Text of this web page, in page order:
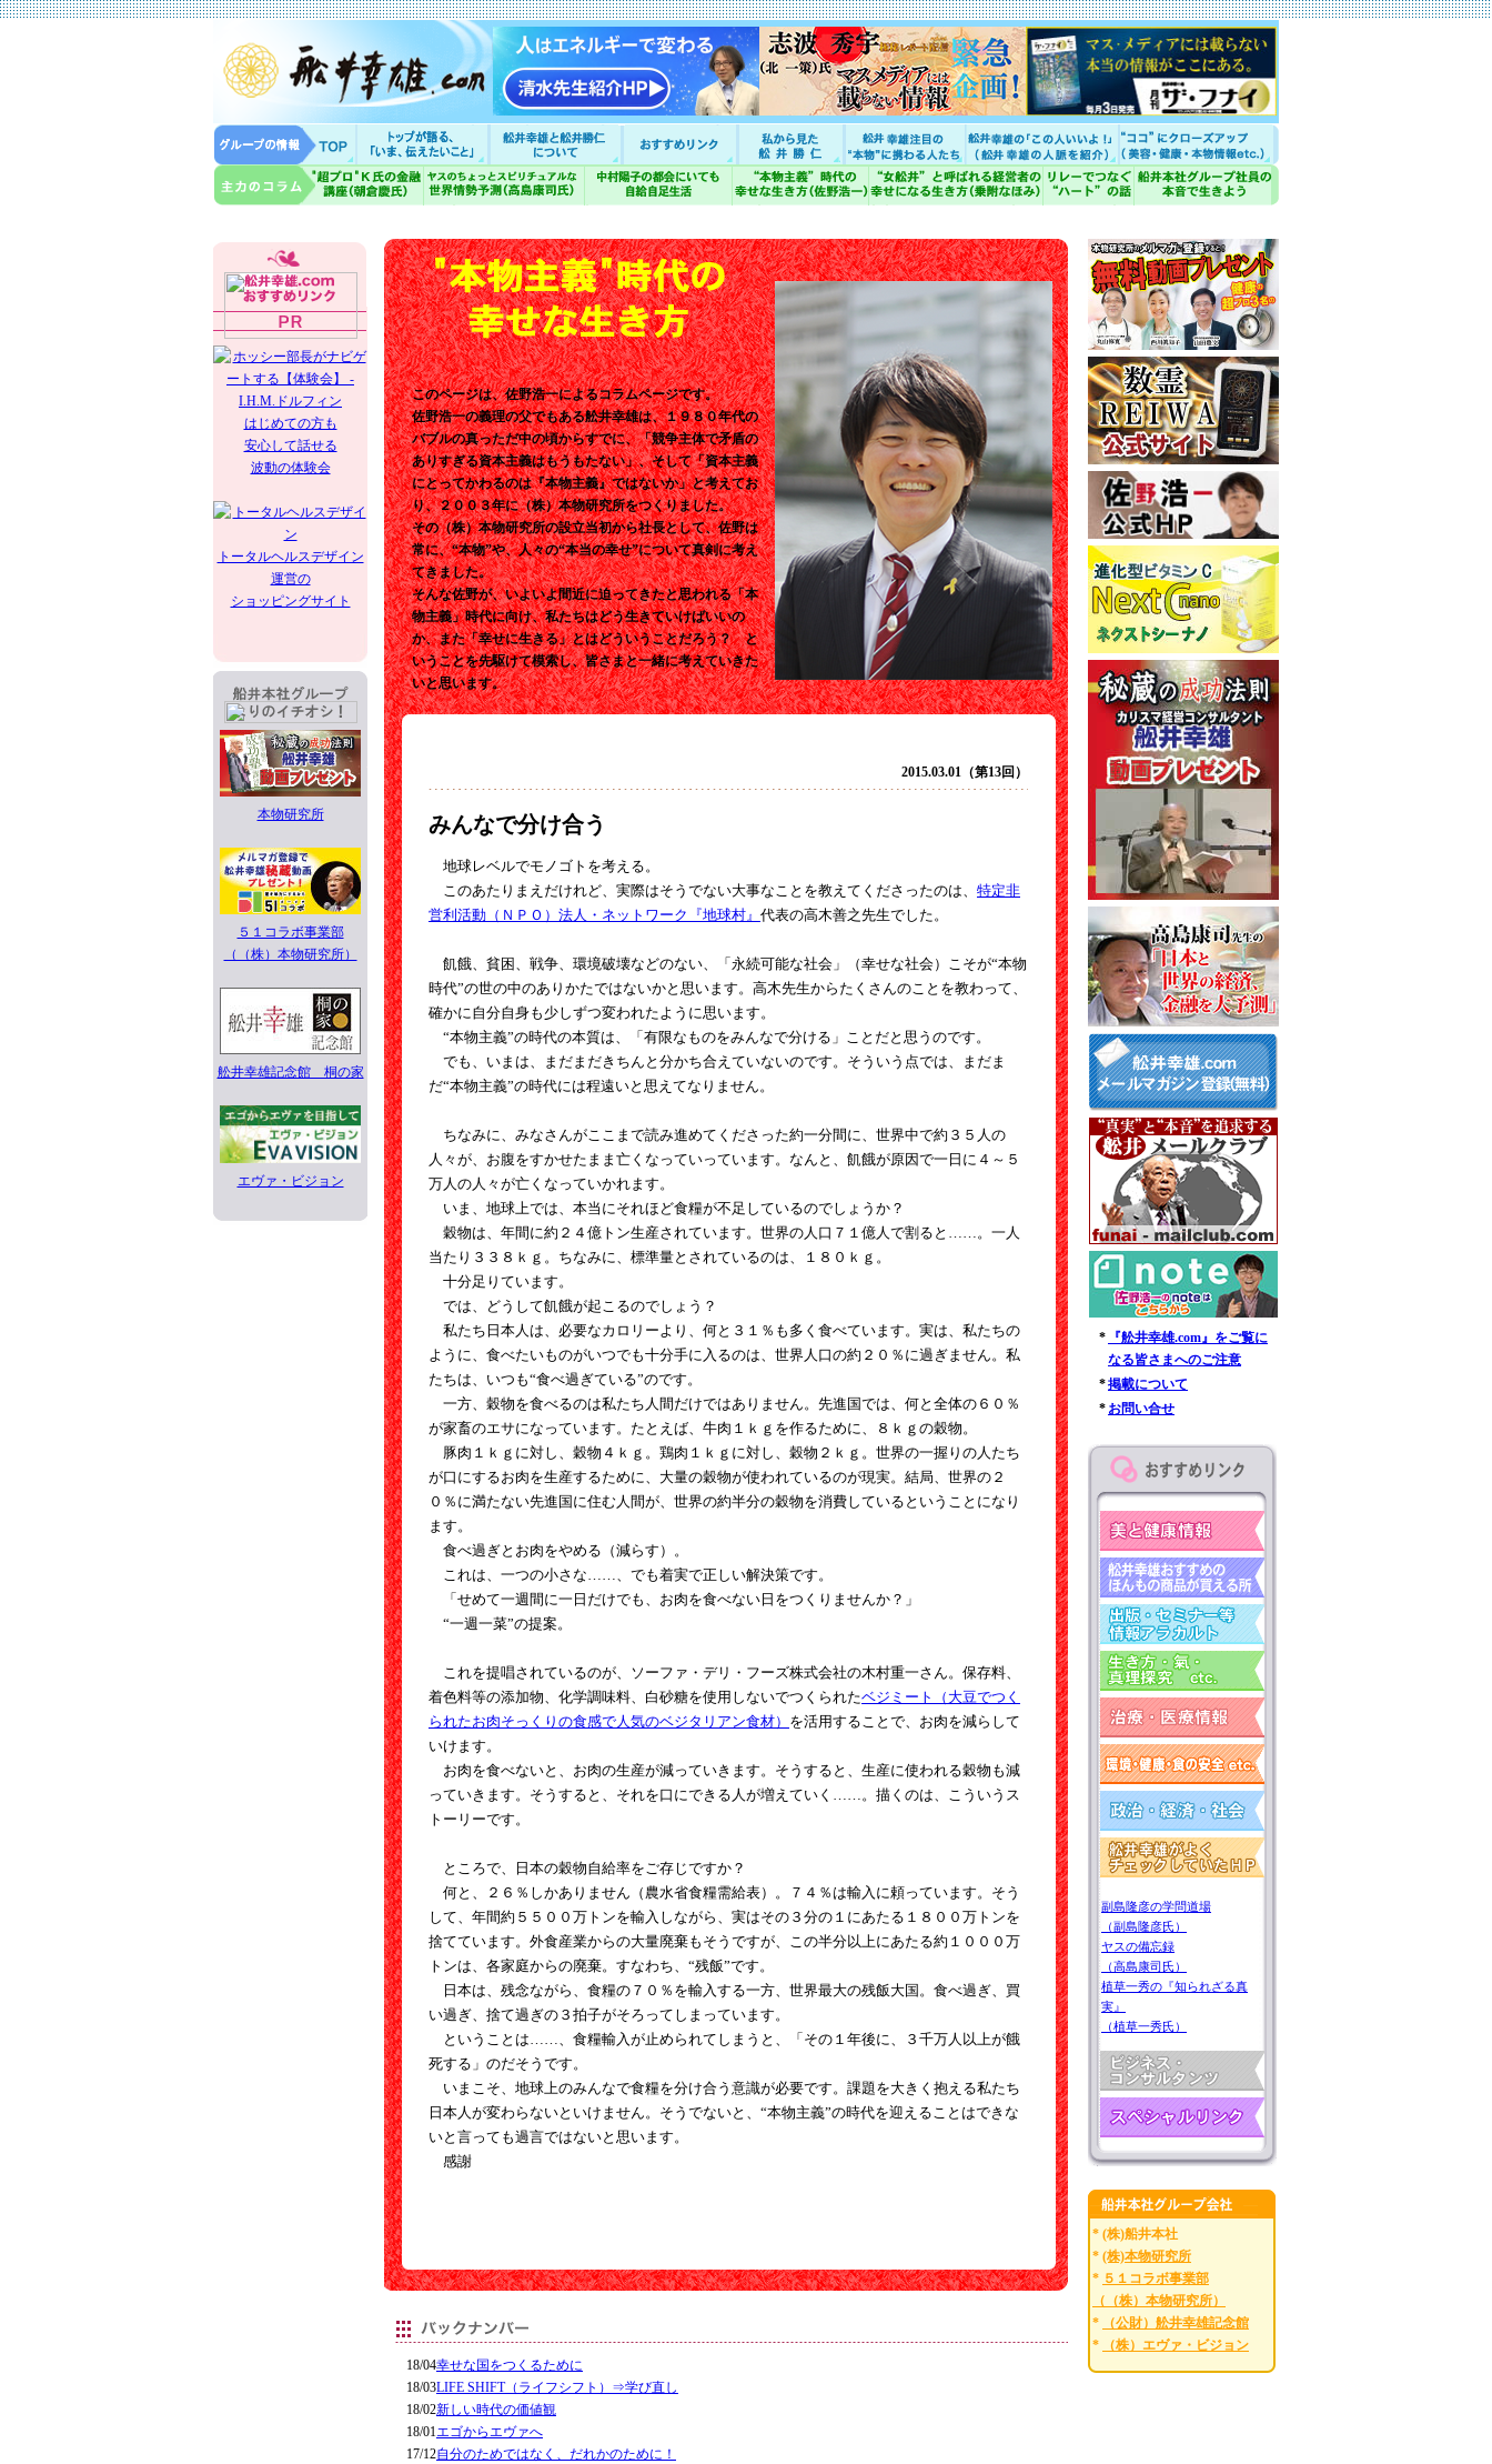
はじめての方も
安心して話せる
波動の体験会
トータルヘルスデザイン
運営の
ショッピングサイト
本物研究所
５１コラボ事業部
（（株）本物研究所）
舩井幸雄記念館 桐の家
エヴァ・ビジョン
このページは、佐野浩一によるコラムページです。
佐野浩一の義理の父でもある舩井幸雄は、１９８０年代の
バブルの真っただ中の頃からすでに、「競争主体で矛盾の
ありすぎる資本主義はもうもたない」、そして「資本主義
にとってかわるのは『本物主義』ではないか」と考えてお
り、２００３年に（株）本物研究所をつくりました。
その（株）本物研究所の設立当初から社長として、佐野は
常に、“本物”や、人々の“本当の幸せ”について真剣に考え
てきました。
そんな佐野が、いよいよ間近に迫ってきたと思われる「本
物主義」時代に向け、私たちはどう生きていけばいいの
か、また「幸せに生きる」とはどういうことだろう？ と
いうことを先駆けて模索し、皆さまと一緒に考えていきた
いと思います。
2015.03.01（第13回）
みんなで分け合う
地球レベルでモノゴトを考える。
このあたりまえだけれど、実際はそうでない大事なことを教えてくださったのは、 特定非
営利活動（ＮＰＯ）法人・ネットワーク『地球村』 代表の高木善之先生でした。
飢餓、貧困、戦争、環境破壊などのない、「永続可能な社会」（幸せな社会）こそが“本物
時代”の世の中のありかたではないかと思います。高木先生からたくさんのことを教わって、
確かに自分自身も少しずつ変われたように思います。
“本物主義”の時代の本質は、「有限なものをみんなで分ける」ことだと思うのです。
でも、いまは、まだまだきちんと分かち合えていないのです。そういう点では、まだま
だ“本物主義”の時代には程遠いと思えてなりません。
ちなみに、みなさんがここまで読み進めてくださった約一分間に、世界中で約３５人の
人々が、お腹をすかせたまま亡くなっていっています。なんと、飢餓が原因で一日に４～５
万人の人々が亡くなっていかれます。
いま、地球上では、本当にそれほど食糧が不足しているのでしょうか？
穀物は、年間に約２４億トン生産されています。世界の人口７１億人で割ると……。一人
当たり３３８ｋｇ。ちなみに、標準量とされているのは、１８０ｋｇ。
十分足りています。
では、どうして飢餓が起こるのでしょう？
私たち日本人は、必要なカロリーより、何と３１％も多く食べています。実は、私たちの
ように、食べたいものがいつでも十分手に入るのは、世界人口の約２０％に過ぎません。私
たちは、いつも“食べ過ぎている”のです。
一方、穀物を食べるのは私たち人間だけではありません。先進国では、何と全体の６０％
が家畜のエサになっています。たとえば、牛肉１ｋｇを作るために、８ｋｇの穀物。
豚肉１ｋｇに対し、穀物４ｋｇ。鶏肉１ｋｇに対し、穀物２ｋｇ。世界の一握りの人たち
が口にするお肉を生産するために、大量の穀物が使われているのが現実。結局、世界の２
０％に満たない先進国に住む人間が、世界の約半分の穀物を消費しているということになり
ます。
食べ過ぎとお肉をやめる（減らす）。
これは、一つの小さな……、でも着実で正しい解決策です。
「せめて一週間に一日だけでも、お肉を食べない日をつくりませんか？」
“一週一菜”の提案。
これを提唱されているのが、ソーファ・デリ・フーズ株式会社の木村重一さん。保存料、
着色料等の添加物、化学調味料、白砂糖を使用しないでつくられたベジミート（大豆でつく
られたお肉そっくりの食感で人気のベジタリアン食材） を活用することで、お肉を減らして
いけます。
お肉を食べないと、お肉の生産が減っていきます。そうすると、生産に使われる穀物も減
っていきます。そうすると、それを口にできる人が増えていく……。描くのは、こういうス
トーリーです。
ところで、日本の穀物自給率をご存じですか？
何と、２６％しかありません（農水省食糧需給表）。７４％は輸入に頼っています。そう
して、年間約５５００万トンを輸入しながら、実はその３分の１にあたる１８００万トンを
捨てています。外食産業からの大量廃棄もそうですが、この半分以上にあたる約１０００万
トンは、各家庭からの廃棄。すなわち、“残飯”です。
日本は、残念ながら、食糧の７０％を輸入する一方、世界最大の残飯大国。食べ過ぎ、買
い過ぎ、捨て過ぎの３拍子がそろってしまっています。
ということは……、食糧輸入が止められてしまうと、「その１年後に、３千万人以上が餓
死する」のだそうです。
いまこそ、地球上のみんなで食糧を分け合う意識が必要です。課題を大きく抱える私たち
日本人が変わらないといけません。そうでないと、“本物主義”の時代を迎えることはできな
いと言っても過言ではないと思います。
感謝
18/04幸せな国をつくるために
18/03LIFE SHIFT（ライフシフト）⇒学び直し
18/02新しい時代の価値観
18/01エゴからエヴァへ
17/12自分のためではなく、だれかのために！
*
『舩井幸雄.com』をご覧に
なる皆さまへのご注意
*掲載について
* お問い合せ
副島隆彦の学問道場
（副島隆彦氏）
ヤスの備忘録
（高島康司氏）
植草一秀の『知られざる真
実』
（植草一秀氏）
* (株)船井本社
* (株)本物研究所
* ５１コラボ事業部
（（株）本物研究所）
*
（公財）舩井幸雄記念館
*
（株）エヴァ・ビジョン